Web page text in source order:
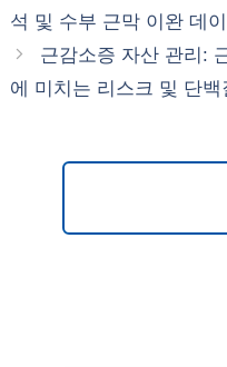
석 및 수부 근막 이완 데
근감소증 자산 관리:
에 미치는 리스크 및 단